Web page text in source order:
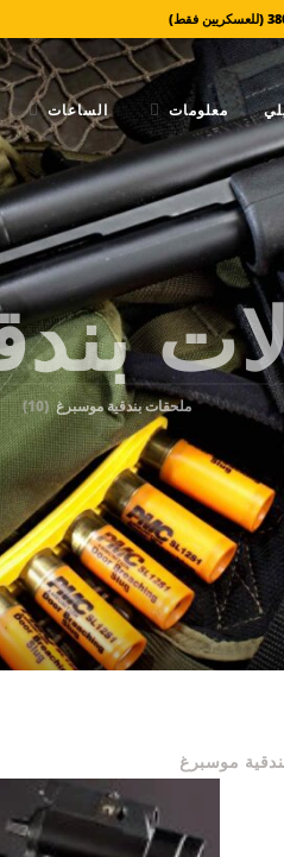
الساعات معلومات
ملحقات بندقية موسبرغ(10)
موسبرغ